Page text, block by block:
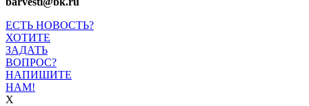
ЕСТЬ НОВОСТЬ?
ХОТИТЕ
ЗАДАТЬ
ВОПРОС?
НАПИШИТЕ
НАМ!
X